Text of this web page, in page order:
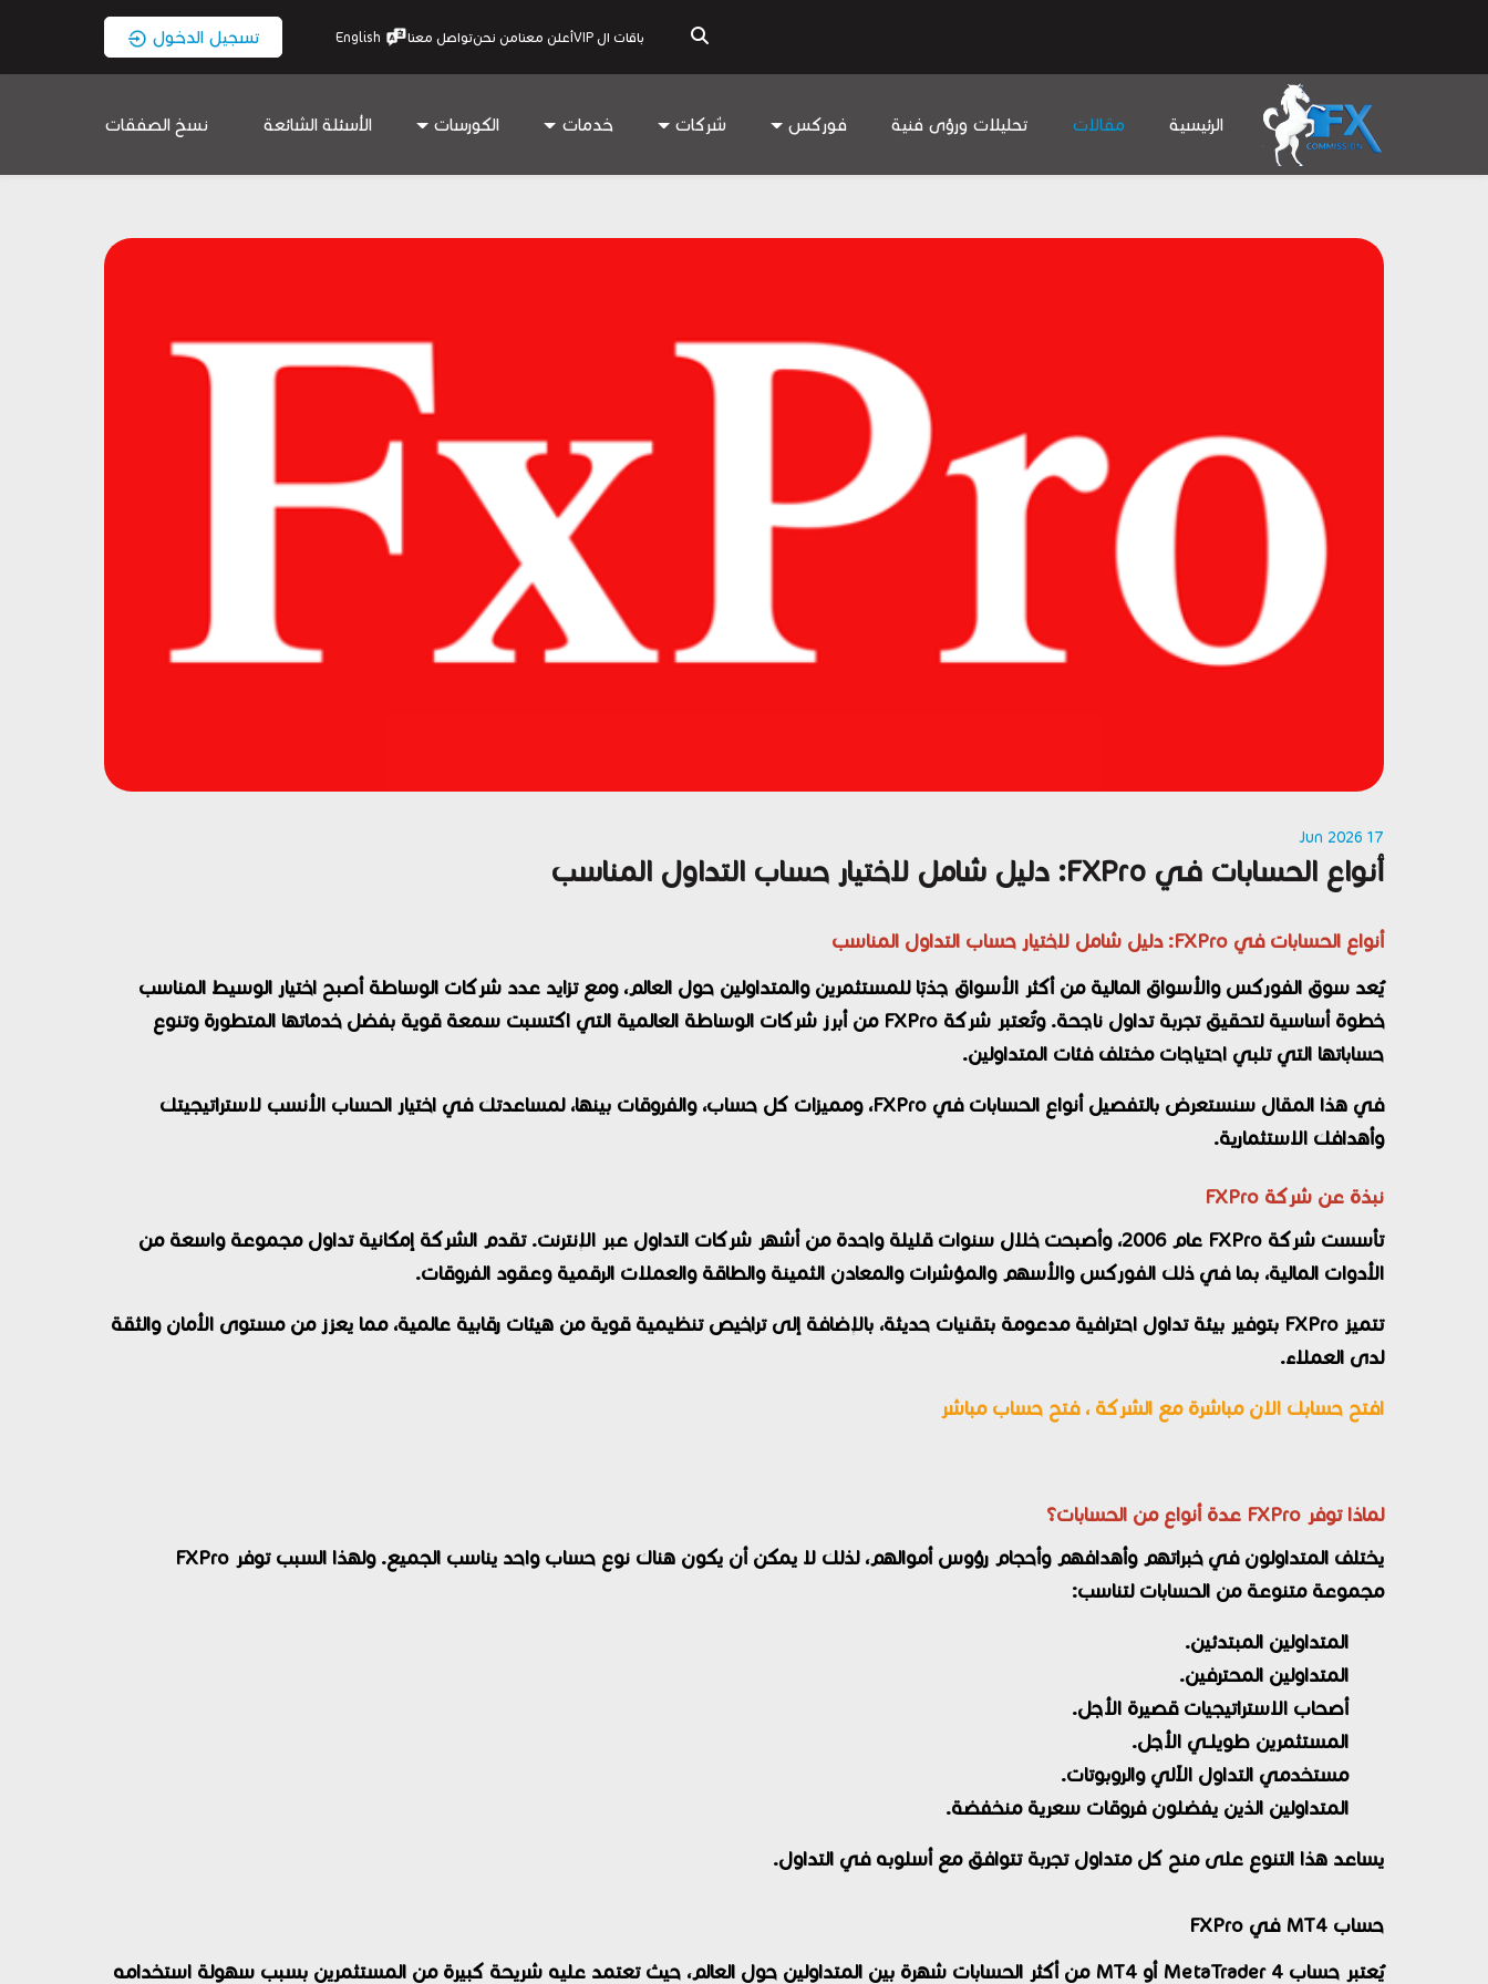
باقات ال VIP أعلن معنامن نحنتواصل معنا English تسجيل الدخول
الرئيسية مقالات تحليلات ورؤى فنية فوركس شركات خدمات الكورسات الأسئلة الشائعة نسخ الصفقات
17 Jun 2026
أنواع الحسابات في FXPro: دليل شامل لاختيار حساب التداول المناسب
أنواع الحسابات في FXPro: دليل شامل لاختيار حساب التداول المناسب
يُعد سوق الفوركس والأسواق المالية من أكثر الأسواق جذبًا للمستثمرين والمتداولين حول العالم، ومع تزايد عدد شركات الوساطة أصبح اختيار الوسيط المناسب
خطوة أساسية لتحقيق تجربة تداول ناجحة. وتُعتبر شركة FXPro من أبرز شركات الوساطة العالمية التي اكتسبت سمعة قوية بفضل خدماتها المتطورة وتنوع
حساباتها التي تلبي احتياجات مختلف فئات المتداولين.
في هذا المقال سنستعرض بالتفصيل أنواع الحسابات في FXPro، ومميزات كل حساب، والفروقات بينها، لمساعدتك في اختيار الحساب الأنسب لاستراتيجيتك
وأهدافك الاستثمارية.
نبذة عن شركة FXPro
تأسست شركة FXPro عام 2006، وأصبحت خلال سنوات قليلة واحدة من أشهر شركات التداول عبر الإنترنت. تقدم الشركة إمكانية تداول مجموعة واسعة من
الأدوات المالية، بما في ذلك الفوركس والأسهم والمؤشرات والمعادن الثمينة والطاقة والعملات الرقمية وعقود الفروقات.
تتميز FXPro بتوفير بيئة تداول احترافية مدعومة بتقنيات حديثة، بالإضافة إلى تراخيص تنظيمية قوية من هيئات رقابية عالمية، مما يعزز من مستوى الأمان والثقة
لدى العملاء.
افتح حسابك الان مباشرة مع الشركة ،فتح حساب مباشر
لماذا توفر FXPro عدة أنواع من الحسابات؟
يختلف المتداولون في خبراتهم وأهدافهم وأحجام رؤوس أموالهم، لذلك لا يمكن أن يكون هناك نوع حساب واحد يناسب الجميع. ولهذا السبب توفر FXPro
مجموعة متنوعة من الحسابات لتناسب:
المتداولين المبتدئين.
المتداولين المحترفين.
أصحاب الاستراتيجيات قصيرة الأجل.
المستثمرين طويلـي الأجل.
مستخدمي التداول الآلي والروبوتات.
المتداولين الذين يفضلون فروقات سعرية منخفضة.
يساعد هذا التنوع على منح كل متداول تجربة تتوافق مع أسلوبه في التداول.
حساب MT4 في FXPro
يُعتبر حساب MetaTrader 4 أو MT4 من أكثر الحسابات شهرة بين المتداولين حول العالم، حيث تعتمد عليه شريحة كبيرة من المستثمرين بسبب سهولة استخدامه